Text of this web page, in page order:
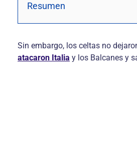
Resumen
Sin embargo, los celtas no
atacaron Italia y los Balcanes y